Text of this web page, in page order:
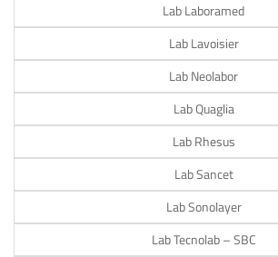
Lab Laboramed
Lab Lavoisier
Lab Neolabor
Lab Quaglia
Lab Rhesus
Lab Sancet
Lab Sonolayer
Lab Tecnolab – SBC